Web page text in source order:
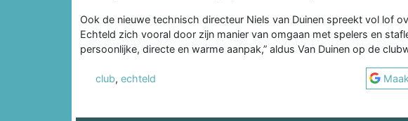
Ook de nieuwe technisch directeur Niels van Duinen spreekt vol lof
Echteld zich vooral door zijn manier van omgaan met spelers en
persoonlijke, directe en warme aanpak,” aldus Van Duinen op de
club, echteld Maak